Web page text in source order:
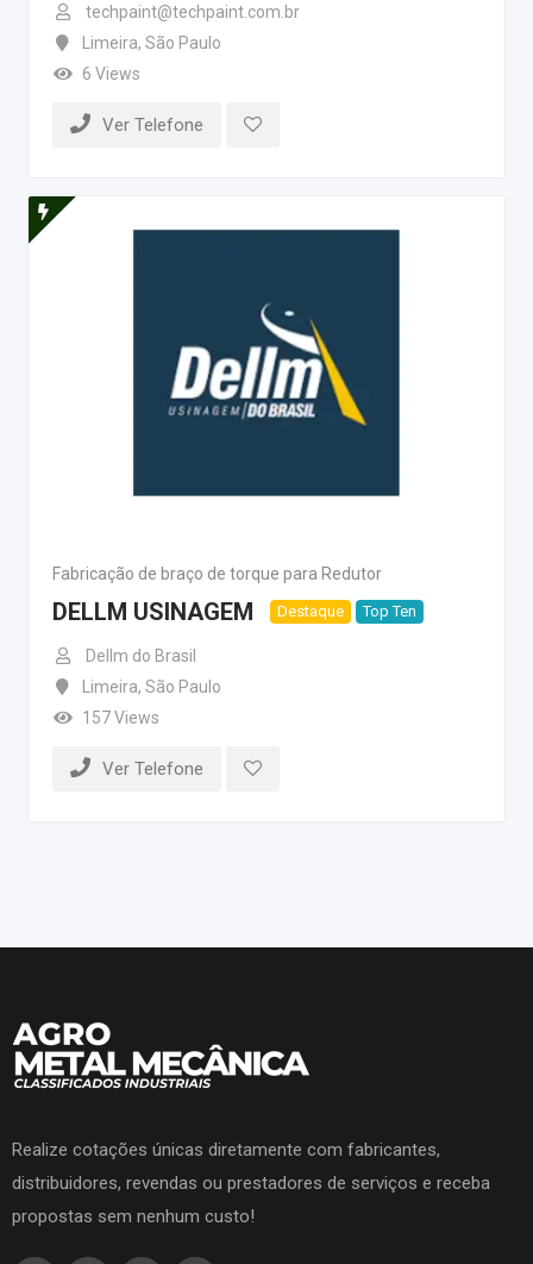
techpaint@techpaint.com.br
Limeira, São Paulo
6 Views
Ver Telefone
Fabricação de braço de torque para Redutor
DELLM USINAGEM Destaque Top Ten
Dellm do Brasil
Limeira, São Paulo
157 Views
Ver Telefone
Realize cotações únicas diretamente com fabricantes,
distribuidores, revendas ou prestadores de serviços e receba
propostas sem nenhum custo!